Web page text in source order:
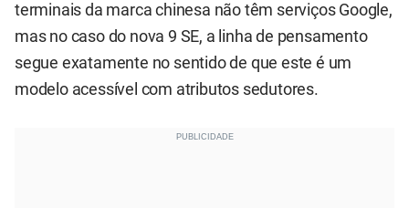
terminais da marca chinesa não têm serviços Google,
mas no caso do nova 9 SE, a linha de pensamento
segue exatamente no sentido de que este é um
modelo acessível com atributos sedutores.